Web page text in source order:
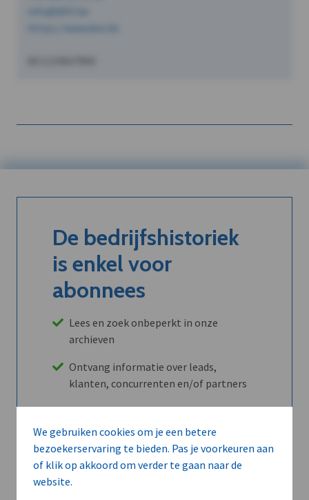
We gebruiken cookies om je een betere
bezoekerservaring te bieden. Pas je voorkeuren aan
of klik op akkoord om verder te gaan naar de
website.
De bedrijfshistoriek
is enkel voor
abonnees
Lees en zoek onbeperkt in onze
archieven
Ontvang informatie over leads,
klanten, concurrenten en/of partners
Maandelijks opzegbaar
Ontdek alle voordelen